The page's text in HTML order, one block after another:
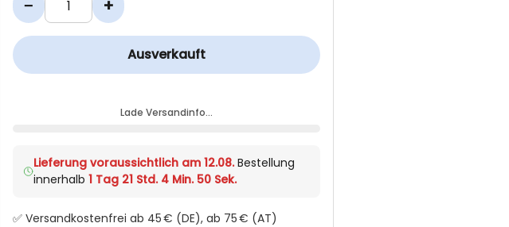
− +
Ausverkauft
Lade Versandinfo…
Lieferung voraussichtlich am 12.08.Bestellung
innerhalb1 Tag 21 Std. 4 Min. 50 Sek.
✅ Versandkostenfrei ab 45 € (DE), ab 75 € (AT)